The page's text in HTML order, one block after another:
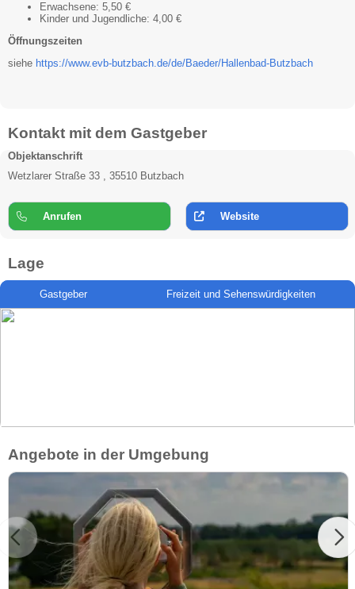
Erwachsene: 5,50 €
Kinder und Jugendliche: 4,00 €
Öffnungszeiten
siehe https://www.evb-butzbach.de/de/Baeder/Hallenbad-Butzbach
Kontakt mit dem Gastgeber
Objektanschrift
Wetzlarer Straße 33 , 35510 Butzbach
Anrufen Website
Lage
Gastgeber Freizeit und Sehenswürdigkeiten
Angebote in der Umgebung